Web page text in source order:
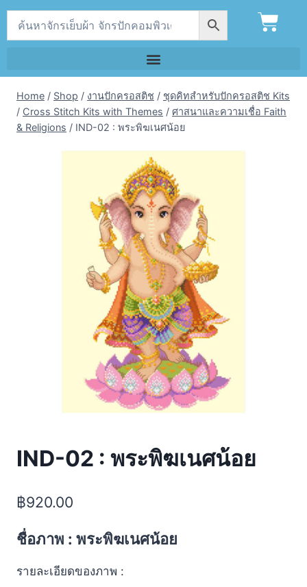
Home / Shop / งานปักครอสติช / ชุดคิทสำหรับปักครอสติช Kits
/ Cross Stitch Kits with Themes / ศาสนาและความเชื่อ Faith
& Religions / IND-02 : พระพิฆเนศน้อย
IND-02 : พระพิฆเนศน้อย
฿920.00
ชื่อภาพ : พระพิฆเนศน้อย
รายละเอียดของภาพ :